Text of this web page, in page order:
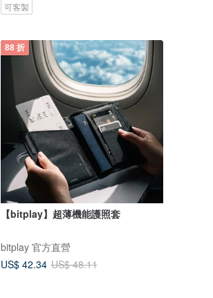
可客製
88 折
【bitplay】超薄機能護照套
bitplay 官方直營
US$ 42.34 US$ 48.11